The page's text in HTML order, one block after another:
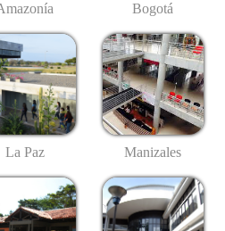
Bogotá
La Paz Manizales